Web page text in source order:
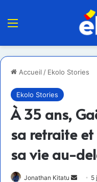
Menu
Accueil / Ekolo Stories
Ekolo Stories
À 35 ans,
sa retraite et
sa vie au-
Jonathan Kitatu 5